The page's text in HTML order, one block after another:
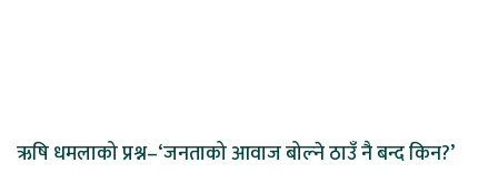
ऋषि धमलाको प्रश्न–‘जनताको आवाज बोल्ने ठाउँ नै बन्द किन?’